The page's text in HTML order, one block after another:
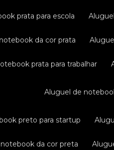
prata para escola
da cor prata
prata para trabalhar
aluguel de
preto para startup
notebook da cor preta